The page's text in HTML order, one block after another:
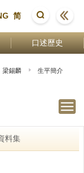
简
口述歷史
梁錫麟 生平簡介
料集